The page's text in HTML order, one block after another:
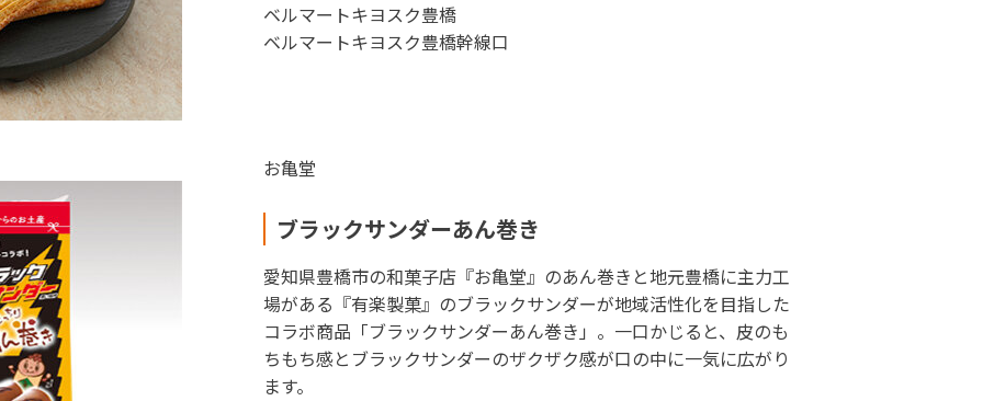
ベルマートキヨスク豊橋
ベルマートキヨスク豊橋幹線口
お亀堂
ブラックサンダーあん巻き
愛知県豊橋市の和菓子店『お亀堂』のあん巻きと地元豊橋に主力工
場がある『有楽製菓』のブラックサンダーが地域活性化を目指した
コラボ商品「ブラックサンダーあん巻き」。一口かじると、皮のも
ちもち感とブラックサンダーのザクザク感が口の中に一気に広がり
ます。